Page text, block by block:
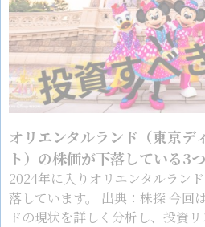
オリエンタルランド（東京デ
ト）の株価が下落している3
2024年に入りオリエンタルラン
落しています。 出典：株探 今回
ドの現状を詳しく分析し、投資